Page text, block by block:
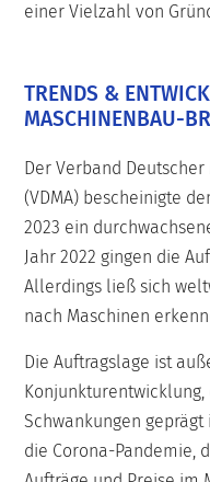
einer Vielzahl von
TRENDS &
MASCHINENBAU-
Der Verband
(VDMA) bescheinigte
2023 ein
Jahr 2022 gingen die
Allerdings ließ sich
nach Maschinen
Die Auftragslage ist
Schwankungen
die Corona-Pandemie,